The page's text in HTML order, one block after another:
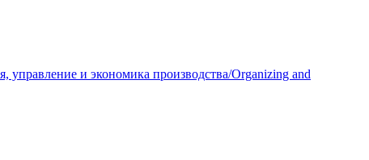
управление и экономика производства/Organizing and